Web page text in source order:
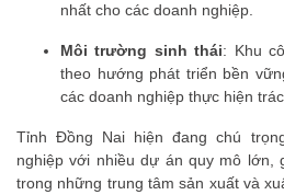
nhất cho các doanh nghiệp.
Môi trường sinh thái: Khu
theo hướng phát triển bền
các doanh nghiệp thực hiện
Tỉnh Đồng Nai hiện đang chú
nghiệp với nhiều dự án quy mô lớn,
trong những trung tâm sản xuất và